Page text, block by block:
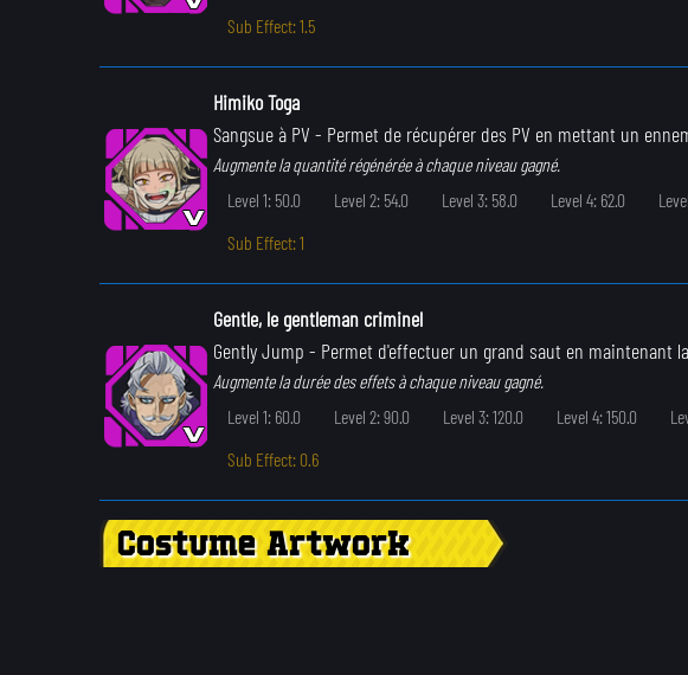
Sub Effect: 1.5
Himiko Toga
Sangsue à PV - Permet de récupérer des PV en mettant un
Augmente la quantité régénérée à chaque niveau gagné.
Level 1: 50.0
Level 2: 54.0 Level 3: 58.0 Level 4: 62.0
Sub Effect: 1
Gentle, le gentleman criminel
Gently Jump - Permet d'effectuer un grand saut en maintenant
Augmente la durée des effets à chaque niveau gagné.
Level 1: 60.0
Level 2: 90.0 Level 3: 120.0 Level 4: 150.0
Sub Effect: 0.6
Costume Artwork